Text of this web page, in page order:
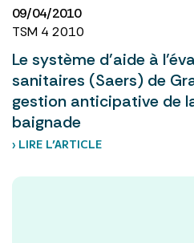
09/04/2010
TSM 4 2010
Le système d’aide à
sanitaires (Saers) de
gestion anticipative de
baignade
› LIRE L’ARTICLE